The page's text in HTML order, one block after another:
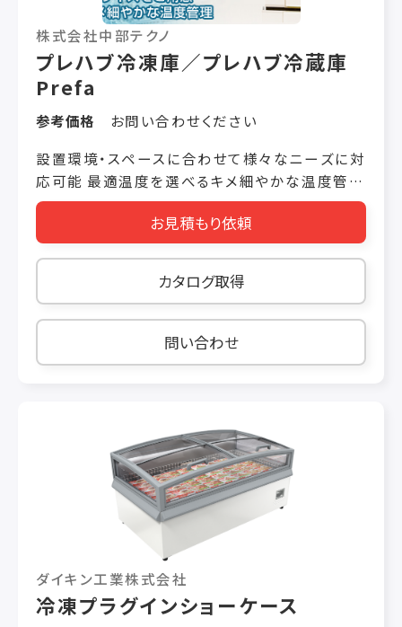
株式会社中部テクノ
プレハブ冷凍庫／プレハブ冷蔵庫
Prefa
参考価格
お問い合わせください
設置環境・スペースに合わせて様々なニーズに対
応可能 最適温度を選べるキメ細やかな温度管理
プレハブ冷凍庫／プレハブ冷蔵庫 サイズは0.5
坪〜3坪までご用意しております。 プレハブ冷凍・
冷蔵庫は、本体パネルと冷却ユニット（一体天上
置き型 or セパレート型）との組み合わせで構成
０℃～２０℃、の温度範囲を対応。 さまざまなオ
プションや、特殊仕様にも対応させて頂きます。
【ウォークイン型】 設置するフロアと同じ面から
所から組立ますので、庫内とフロアが同一レベル
に成りカートの出し入れが可能です。（床下げ工
事が別途必要）
お見積もり依頼
カタログ取得
問い合わせ
ダイキン工業株式会社
冷凍プラグインショーケース